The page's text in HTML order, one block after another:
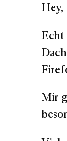
Hey,
Echt
Mir